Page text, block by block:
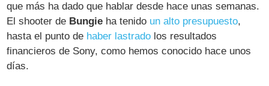
que más ha dado que hablar desde hace unas semanas.
El shooter de Bungie ha tenido un alto presupuesto,
hasta el punto de haber lastrado los resultados
financieros de Sony, como hemos conocido hace unos
días.